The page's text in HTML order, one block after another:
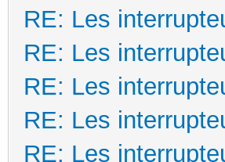
RE: Les
RE: Les
RE: Les
RE: Les
RE: Les